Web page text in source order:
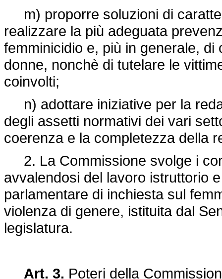
m) proporre soluzioni di
realizzare la più adeguata
femminicidio e, più in generale,
donne, nonchè di tutelare le
coinvolti;
n) adottare iniziative per la
degli assetti normativi dei vari
coerenza e la completezza della
2. La Commissione svolge i
avvalendosi del lavoro istruttorio
parlamentare di inchiesta sul
violenza di genere, istituita dal
legislatura.
Art. 3. Poteri della